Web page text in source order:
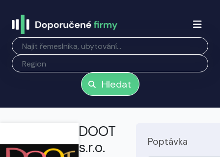
Hledat
DOOT
s.r.o.
Poptávka